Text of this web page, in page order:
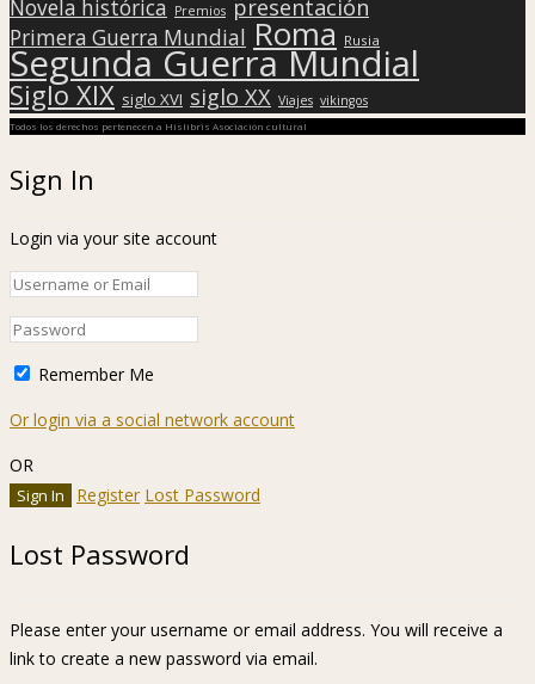
Novela histórica Premios presentación
Primera Guerra Mundial Roma Rusia
Segunda Guerra Mundial
Siglo XIX siglo XVI siglo XX Viajes vikingos
Todos los derechos pertenecen a Hislibris Asociación cultural
Sign In
Login via your site account
Remember Me
Or login via a social network account
OR
Register Lost Password
Lost Password
Please enter your username or email address. You will receive a
link to create a new password via email.